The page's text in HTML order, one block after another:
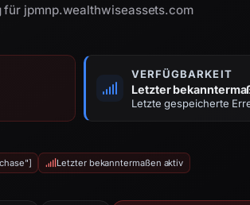
jpmnp.wealthwiseassets.com
VERFÜGBARKEIT
Letzter
Letzte gespeicherte
Letzter bekanntermaßen aktiv